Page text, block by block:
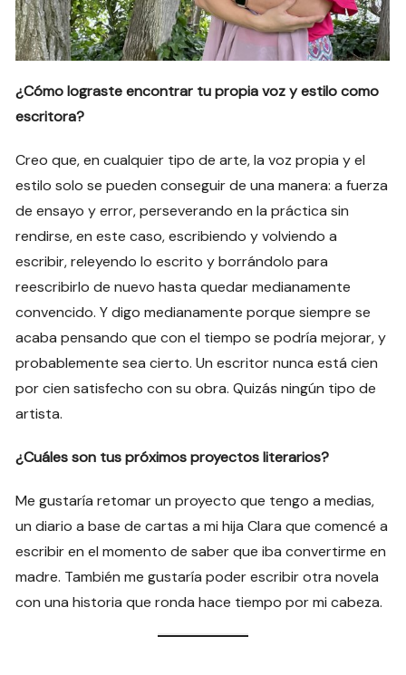
¿Cómo lograste encontrar tu propia voz y estilo como
escritora?
Creo que, en cualquier tipo de arte, la voz propia y el
estilo solo se pueden conseguir de una manera: a fuerza
de ensayo y error, perseverando en la práctica sin
rendirse, en este caso, escribiendo y volviendo a
escribir, releyendo lo escrito y borrándolo para
reescribirlo de nuevo hasta quedar medianamente
convencido. Y digo medianamente porque siempre se
acaba pensando que con el tiempo se podría mejorar, y
probablemente sea cierto. Un escritor nunca está cien
por cien satisfecho con su obra. Quizás ningún tipo de
artista.
¿Cuáles son tus próximos proyectos literarios?
Me gustaría retomar un proyecto que tengo a medias,
un diario a base de cartas a mi hija Clara que comencé a
escribir en el momento de saber que iba convertirme en
madre. También me gustaría poder escribir otra novela
con una historia que ronda hace tiempo por mi cabeza.